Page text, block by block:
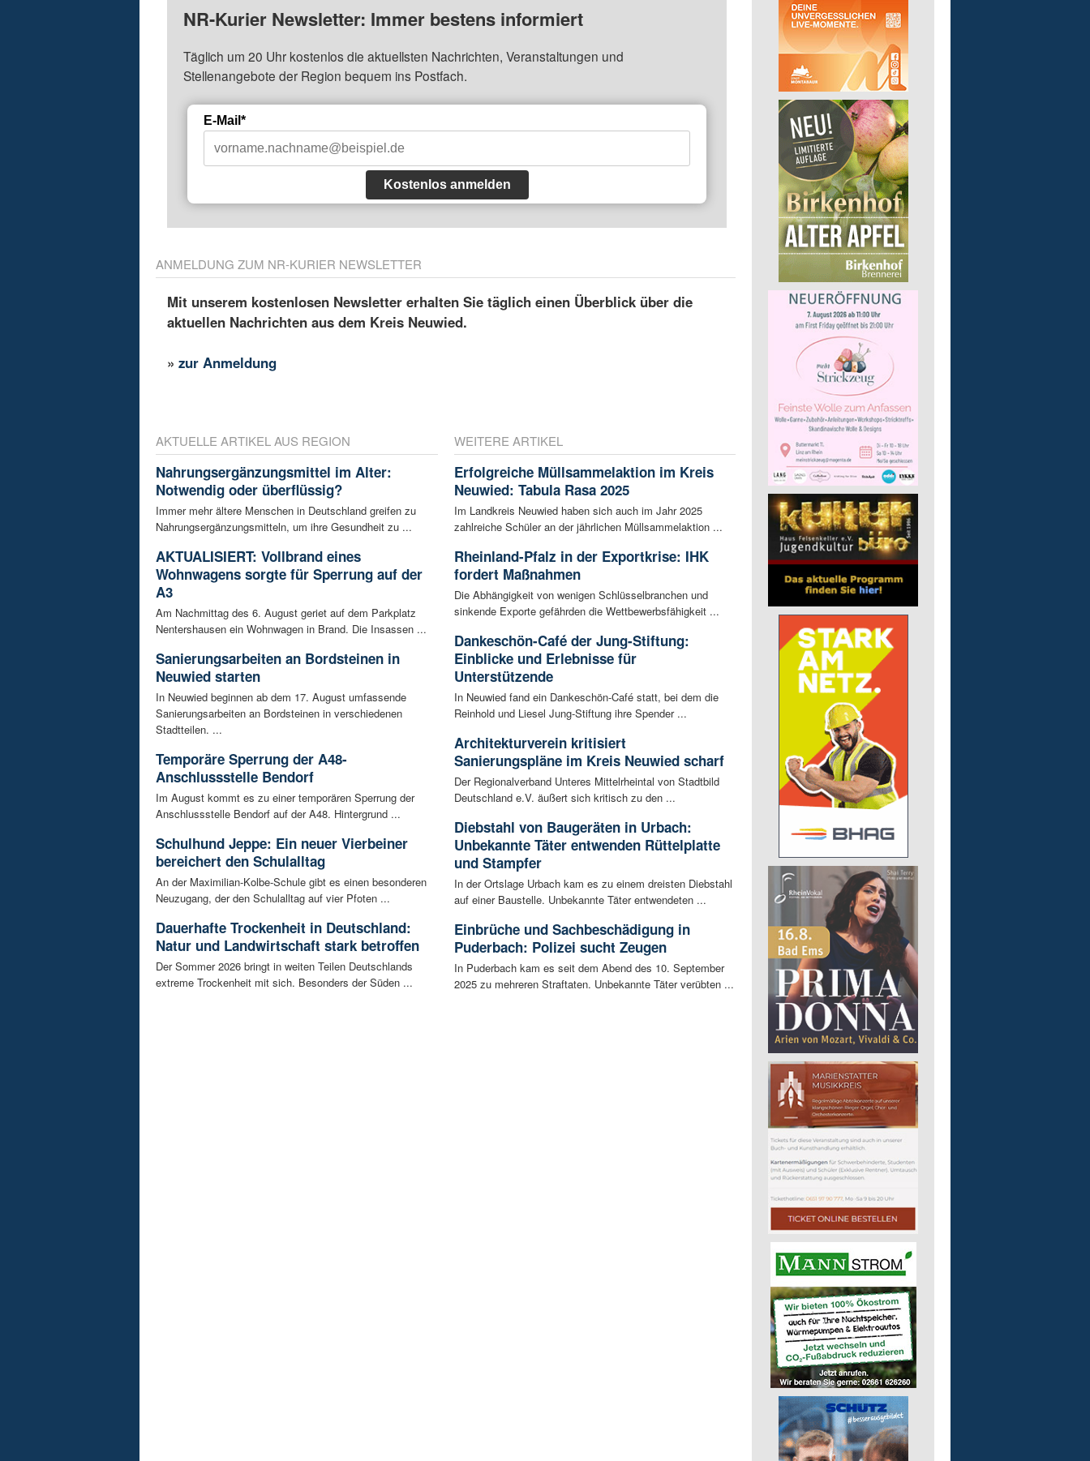
NR-Kurier Newsletter: Immer bestens informiert
Täglich um 20 Uhr kostenlos die aktuellsten Nachrichten, Veranstaltungen und
Stellenangebote der Region bequem ins Postfach.
E-Mail*
Kostenlos anmelden
ANMELDUNG ZUM NR-KURIER NEWSLETTER
Mit unserem kostenlosen Newsletter erhalten Sie täglich einen Überblick über die
aktuellen Nachrichten aus dem Kreis Neuwied.
»zur Anmeldung
AKTUELLE ARTIKEL AUS REGION
Nahrungsergänzungsmittel im Alter:
Notwendig oder überflüssig?
Immer mehr ältere Menschen in Deutschland greifen zu
Nahrungsergänzungsmitteln, um ihre Gesundheit zu ...
AKTUALISIERT: Vollbrand eines
Wohnwagens sorgte für Sperrung auf der
A3
Am Nachmittag des 6. August geriet auf dem Parkplatz
Nentershausen ein Wohnwagen in Brand. Die Insassen ...
Sanierungsarbeiten an Bordsteinen in
Neuwied starten
In Neuwied beginnen ab dem 17. August umfassende
Sanierungsarbeiten an Bordsteinen in verschiedenen
Stadtteilen. ...
Temporäre Sperrung der A48-
Anschlussstelle Bendorf
Im August kommt es zu einer temporären Sperrung der
Anschlussstelle Bendorf auf der A48. Hintergrund ...
Schulhund Jeppe: Ein neuer Vierbeiner
bereichert den Schulalltag
An der Maximilian-Kolbe-Schule gibt es einen besonderen
Neuzugang, der den Schulalltag auf vier Pfoten ...
Dauerhafte Trockenheit in Deutschland:
Natur und Landwirtschaft stark betroffen
Der Sommer 2026 bringt in weiten Teilen Deutschlands
extreme Trockenheit mit sich. Besonders der Süden ...
WEITERE ARTIKEL
Erfolgreiche Müllsammelaktion im Kreis
Neuwied: Tabula Rasa 2025
Im Landkreis Neuwied haben sich auch im Jahr 2025
zahlreiche Schüler an der jährlichen Müllsammelaktion ...
Rheinland-Pfalz in der Exportkrise: IHK
fordert Maßnahmen
Die Abhängigkeit von wenigen Schlüsselbranchen und
sinkende Exporte gefährden die Wettbewerbsfähigkeit ...
Dankeschön-Café der Jung-Stiftung:
Einblicke und Erlebnisse für
Unterstützende
In Neuwied fand ein Dankeschön-Café statt, bei dem die
Reinhold und Liesel Jung-Stiftung ihre Spender ...
Architekturverein kritisiert
Sanierungspläne im Kreis Neuwied scharf
Der Regionalverband Unteres Mittelrheintal von Stadtbild
Deutschland e.V. äußert sich kritisch zu den ...
Diebstahl von Baugeräten in Urbach:
Unbekannte Täter entwenden Rüttelplatte
und Stampfer
In der Ortslage Urbach kam es zu einem dreisten Diebstahl
auf einer Baustelle. Unbekannte Täter entwendeten ...
Einbrüche und Sachbeschädigung in
Puderbach: Polizei sucht Zeugen
In Puderbach kam es seit dem Abend des 10. September
2025 zu mehreren Straftaten. Unbekannte Täter verübten ...